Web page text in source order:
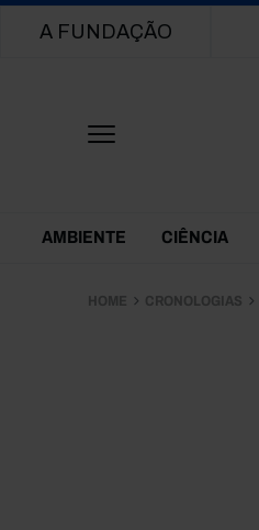
Main navigation
A FUNDAÇÃO
Themes Menu
AMBIENTE CIÊNCIA
HOME CRONOLOGIAS